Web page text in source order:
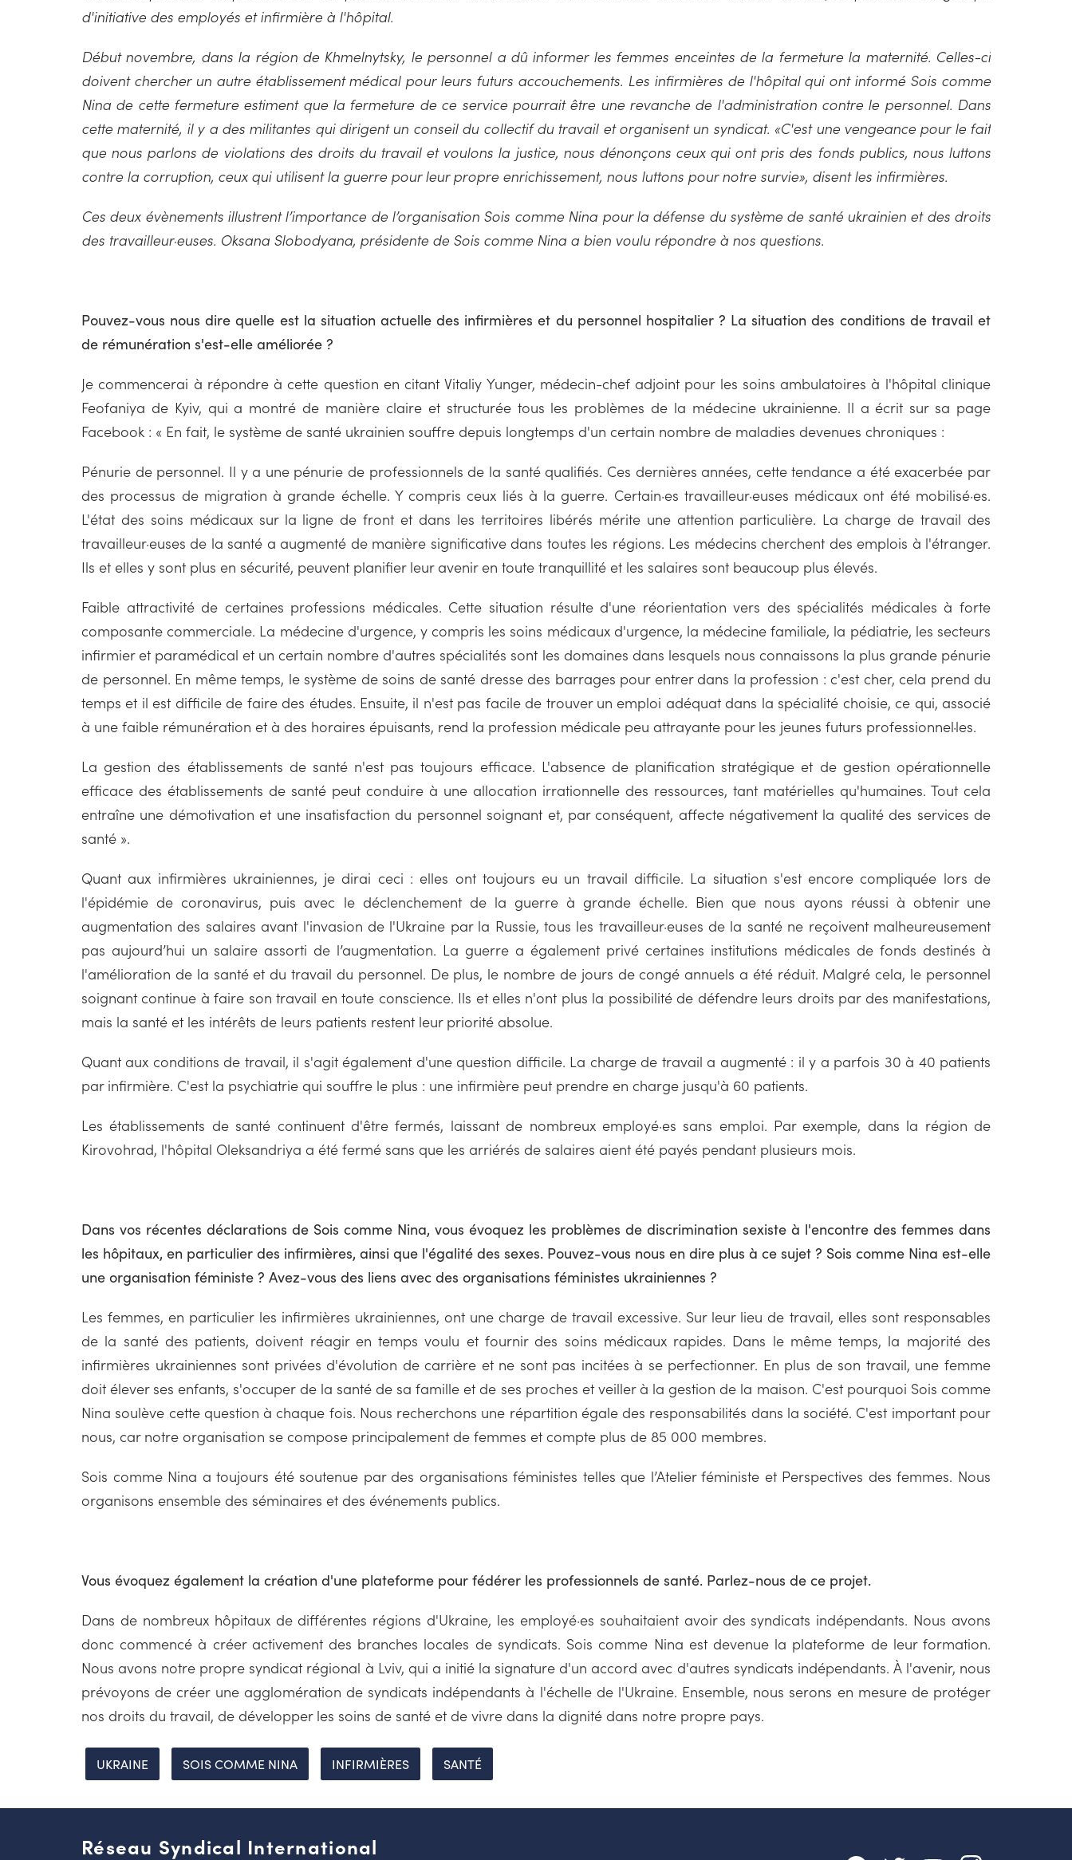
d'initiative des employés et infirmière à l'hôpital.
Début novembre, dans la région de Khmelnytsky, le personnel a dû informer les femmes enceintes de la fermeture la maternité. Celles-ci
doivent chercher un autre établissement médical pour leurs futurs accouchements. Les infirmières de l'hôpital qui ont informé Sois comme
Nina de cette fermeture estiment que la fermeture de ce service pourrait être une revanche de l'administration contre le personnel. Dans
cette maternité, il y a des militantes qui dirigent un conseil du collectif du travail et organisent un syndicat. «C'est une vengeance pour le fait
que nous parlons de violations des droits du travail et voulons la justice, nous dénonçons ceux qui ont pris des fonds publics, nous luttons
contre la corruption, ceux qui utilisent la guerre pour leur propre enrichissement, nous luttons pour notre survie», disent les infirmières.
Ces deux évènements illustrent l’importance de l’organisation Sois comme Nina pour la défense du système de santé ukrainien et des droits
des travailleur·euses. Oksana Slobodyana, présidente de Sois comme Nina a bien voulu répondre à nos questions.
Pouvez-vous nous dire quelle est la situation actuelle des infirmières et du personnel hospitalier ? La situation des conditions de travail et
de rémunération s'est-elle améliorée ?
Je commencerai à répondre à cette question en citant Vitaliy Yunger, médecin-chef adjoint pour les soins ambulatoires à l'hôpital clinique
Feofaniya de Kyiv, qui a montré de manière claire et structurée tous les problèmes de la médecine ukrainienne. Il a écrit sur sa page
Facebook : « En fait, le système de santé ukrainien souffre depuis longtemps d'un certain nombre de maladies devenues chroniques :
Pénurie de personnel. Il y a une pénurie de professionnels de la santé qualifiés. Ces dernières années, cette tendance a été exacerbée par
des processus de migration à grande échelle. Y compris ceux liés à la guerre. Certain·es travailleur·euses médicaux ont été mobilisé·es.
L'état des soins médicaux sur la ligne de front et dans les territoires libérés mérite une attention particulière. La charge de travail des
travailleur·euses de la santé a augmenté de manière significative dans toutes les régions. Les médecins cherchent des emplois à l'étranger.
Ils et elles y sont plus en sécurité, peuvent planifier leur avenir en toute tranquillité et les salaires sont beaucoup plus élevés.
Faible attractivité de certaines professions médicales. Cette situation résulte d'une réorientation vers des spécialités médicales à forte
composante commerciale. La médecine d'urgence, y compris les soins médicaux d'urgence, la médecine familiale, la pédiatrie, les secteurs
infirmier et paramédical et un certain nombre d'autres spécialités sont les domaines dans lesquels nous connaissons la plus grande pénurie
de personnel. En même temps, le système de soins de santé dresse des barrages pour entrer dans la profession : c'est cher, cela prend du
temps et il est difficile de faire des études. Ensuite, il n'est pas facile de trouver un emploi adéquat dans la spécialité choisie, ce qui, associé
à une faible rémunération et à des horaires épuisants, rend la profession médicale peu attrayante pour les jeunes futurs professionnel·les.
La gestion des établissements de santé n'est pas toujours efficace. L'absence de planification stratégique et de gestion opérationnelle
efficace des établissements de santé peut conduire à une allocation irrationnelle des ressources, tant matérielles qu'humaines. Tout cela
entraîne une démotivation et une insatisfaction du personnel soignant et, par conséquent, affecte négativement la qualité des services de
santé ».
Quant aux infirmières ukrainiennes, je dirai ceci : elles ont toujours eu un travail difficile. La situation s'est encore compliquée lors de
l'épidémie de coronavirus, puis avec le déclenchement de la guerre à grande échelle. Bien que nous ayons réussi à obtenir une
augmentation des salaires avant l'invasion de l'Ukraine par la Russie, tous les travailleur·euses de la santé ne reçoivent malheureusement
pas aujourd’hui un salaire assorti de l’augmentation. La guerre a également privé certaines institutions médicales de fonds destinés à
l'amélioration de la santé et du travail du personnel. De plus, le nombre de jours de congé annuels a été réduit. Malgré cela, le personnel
soignant continue à faire son travail en toute conscience. Ils et elles n'ont plus la possibilité de défendre leurs droits par des manifestations,
mais la santé et les intérêts de leurs patients restent leur priorité absolue.
Quant aux conditions de travail, il s'agit également d'une question difficile. La charge de travail a augmenté : il y a parfois 30 à 40 patients
par infirmière. C'est la psychiatrie qui souffre le plus : une infirmière peut prendre en charge jusqu'à 60 patients.
Les établissements de santé continuent d'être fermés, laissant de nombreux employé·es sans emploi. Par exemple, dans la région de
Kirovohrad, l'hôpital Oleksandriya a été fermé sans que les arriérés de salaires aient été payés pendant plusieurs mois.
Dans vos récentes déclarations de Sois comme Nina, vous évoquez les problèmes de discrimination sexiste à l'encontre des femmes dans
les hôpitaux, en particulier des infirmières, ainsi que l'égalité des sexes. Pouvez-vous nous en dire plus à ce sujet ? Sois comme Nina est-elle
une organisation féministe ? Avez-vous des liens avec des organisations féministes ukrainiennes ?
Les femmes, en particulier les infirmières ukrainiennes, ont une charge de travail excessive. Sur leur lieu de travail, elles sont responsables
de la santé des patients, doivent réagir en temps voulu et fournir des soins médicaux rapides. Dans le même temps, la majorité des
infirmières ukrainiennes sont privées d'évolution de carrière et ne sont pas incitées à se perfectionner. En plus de son travail, une femme
doit élever ses enfants, s'occuper de la santé de sa famille et de ses proches et veiller à la gestion de la maison. C'est pourquoi Sois comme
Nina soulève cette question à chaque fois. Nous recherchons une répartition égale des responsabilités dans la société. C'est important pour
nous, car notre organisation se compose principalement de femmes et compte plus de 85 000 membres.
Sois comme Nina a toujours été soutenue par des organisations féministes telles que l’Atelier féministe et Perspectives des femmes. Nous
organisons ensemble des séminaires et des événements publics.
Vous évoquez également la création d'une plateforme pour fédérer les professionnels de santé. Parlez-nous de ce projet.
Dans de nombreux hôpitaux de différentes régions d'Ukraine, les employé·es souhaitaient avoir des syndicats indépendants. Nous avons
donc commencé à créer activement des branches locales de syndicats. Sois comme Nina est devenue la plateforme de leur formation.
Nous avons notre propre syndicat régional à Lviv, qui a initié la signature d'un accord avec d'autres syndicats indépendants. À l'avenir, nous
prévoyons de créer une agglomération de syndicats indépendants à l'échelle de l'Ukraine. Ensemble, nous serons en mesure de protéger
nos droits du travail, de développer les soins de santé et de vivre dans la dignité dans notre propre pays.
UKRAINE SOIS COMME NINA INFIRMIÈRES SANTÉ
Réseau Syndical International